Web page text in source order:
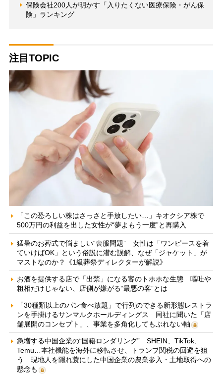
保険会社200人が明かす「入りたくない医療保険・がん保
険」ランキング
注目TOPIC
「この恐ろしい株はさっさと手放したい…」キオクシア株で
500万円の利益を出した女性が“夢よもう一度”と再購入
猛暑のお葬式で悩ましい“喪服問題” 女性は「ワンピースを着
ていけばOK」という俗説に潜む誤解、なぜ「ジャケット」が
マストなのか？《1級葬祭ディレクターが解説》
お酒を提供する店で「出禁」になる客のトホホな生態 嘔吐や
粗相だけじゃない、店側が嫌がる“最悪の客”とは
「30種類以上のパン食べ放題」で行列のできる新形態レストラ
ンを手掛けるサンマルクホールディングス 同社に聞いた「店
舗展開のコンセプト」、事業を多角化してもぶれない軸
急増する中国企業の“国籍ロンダリング” SHEIN、TikTok、
Temu…本社機能を海外に移転させ、トランプ関税の回避を狙
う 現地人を隠れ蓑にした中国企業の農業参入・土地取得への
懸念も